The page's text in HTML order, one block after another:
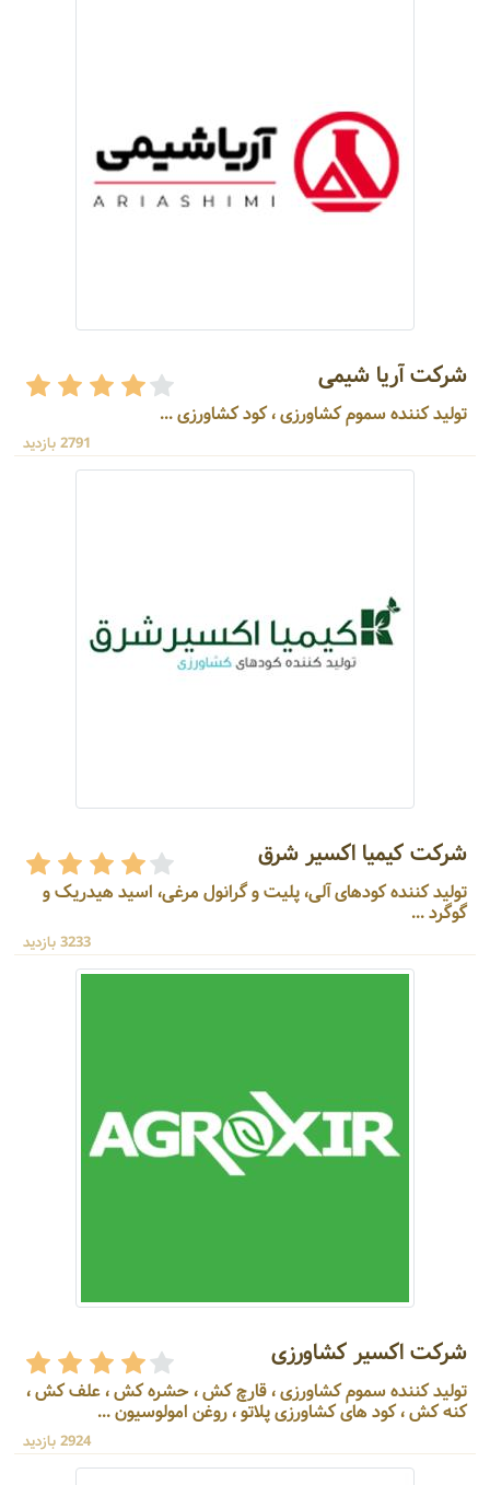
شرکت آریا شیمی
تولید کننده سموم کشاورزی ، کود کشاورزی ...
2791 بازدید
شرکت کیمیا اکسیر شرق
تولید کننده کودهای آلی، پلیت و گرانول مرغی، اسید هیدریک و
گوگرد ...
3233 بازدید
شرکت اکسیر کشاورزی
تولید کننده سموم کشاورزی ، قارچ کش ، حشره کش ، علف کش ،
کنه کش ، کود های کشاورزی پلاتو ، روغن امولوسیون ...
2924 بازدید